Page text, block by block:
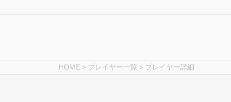
HOME > プレイヤー一覧 > プレイヤー詳細